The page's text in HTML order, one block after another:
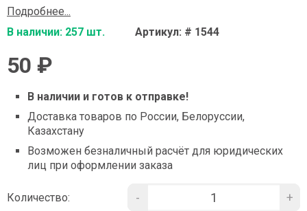
Подробнее...
В наличии: 257 шт.
Артикул: # 1544
50 ₽
В наличии и готов к отправке!
Доставка товаров по России, Белоруссии,
Казахстану
Возможен безналичный расчёт для юридических
лиц при оформлении заказа
Количество: - +